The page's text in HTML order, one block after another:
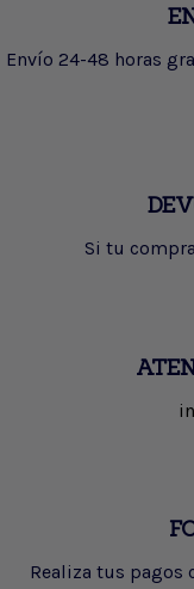
Envío 24-48 horas
Si tu
Realiza tus pagos